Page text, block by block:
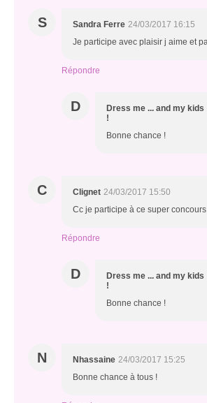
S Sandra Ferre 24/03/2017 16:15
Je participe avec plaisir j aime et
Répondre
D
Dress me ... and my kids
!
Bonne chance !
C Clignet 24/03/2017 15:50
Cc je participe à ce super
Répondre
D
Dress me ... and my kids
!
Bonne chance !
N Nhassaine 24/03/2017 15:25
Bonne chance à tous !